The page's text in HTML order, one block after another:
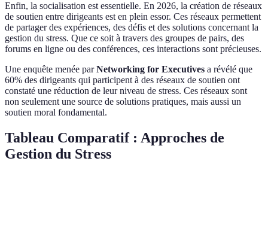
Enfin, la socialisation est essentielle. En 2026, la création de réseaux
de soutien entre dirigeants est en plein essor. Ces réseaux permettent
de partager des expériences, des défis et des solutions concernant la
gestion du stress. Que ce soit à travers des groupes de pairs, des
forums en ligne ou des conférences, ces interactions sont précieuses.
Une enquête menée parNetworking for Executives a révélé que
60% des dirigeants qui participent à des réseaux de soutien ont
constaté une réduction de leur niveau de stress. Ces réseaux sont
non seulement une source de solutions pratiques, mais aussi un
soutien moral fondamental.
Tableau Comparatif : Approches de
Gestion du Stress